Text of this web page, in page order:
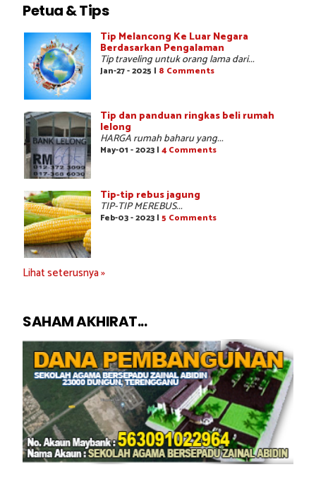
Petua & Tips
Tip Melancong Ke Luar Negara
Berdasarkan Pengalaman
Tip traveling untuk orang lama dari...
Jan-27 - 2025 | 8 Comments
Tip dan panduan ringkas beli rumah
lelong
HARGA rumah baharu yang...
May-01 - 2023 | 4 Comments
Tip-tip rebus jagung
TIP-TIP MEREBUS...
Feb-03 - 2023 | 5 Comments
Lihat seterusnya »
SAHAM AKHIRAT...